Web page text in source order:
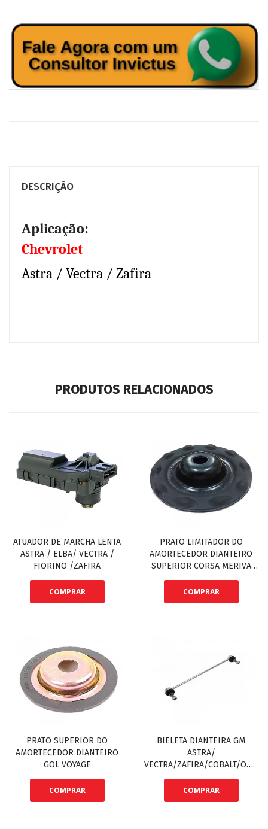
DESCRIÇÃO
Aplicação:
Chevrolet
Astra / Vectra / Zafira
PRODUTOS RELACIONADOS
ATUADOR DE MARCHA LENTA
ASTRA / ELBA/ VECTRA /
FIORINO /ZAFIRA
COMPRAR
PRATO LIMITADOR DO
AMORTECEDOR DIANTEIRO
SUPERIOR CORSA MERIVA
MONTANA
COMPRAR
PRATO SUPERIOR DO
AMORTECEDOR DIANTEIRO
GOL VOYAGE
COMPRAR
BIELETA DIANTEIRA GM
ASTRA/
VECTRA/ZAFIRA/COBALT/ONIX/
… MEILLEUR
COMPRAR